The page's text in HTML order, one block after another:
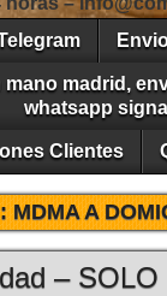
madrid,
whatsapp
Clientes
MDMA A
– SOLO